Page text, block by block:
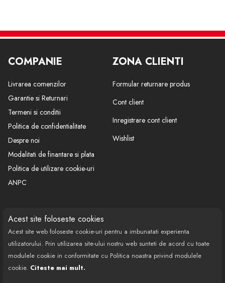
Acest site foloseste cookies
Acest site web foloseste cookie-uri pentru a imbunatati experienta
utilizatorului. Prin utilizarea site-ului nostru web sunteti de acord cu toate
modulele cookie in conformitate cu Politica noastra privind modulele
cookie. Citeste mai mult.
COMPANIE
Livrarea comenzilor
Garantie si Returnari
Termeni si conditii
Politica de confidentialitate
Despre noi
Modalitati de finantare si plata
Politica de utilizare cookie-uri
ANPC
ZONA CLIENTI
Formular returnare produs
Cont client
Inregistrare cont client
Wishlist
CONTACT
Call Center: 0377 100 941
Program de lucru: Luni-Vineri
08:00 - 18:00